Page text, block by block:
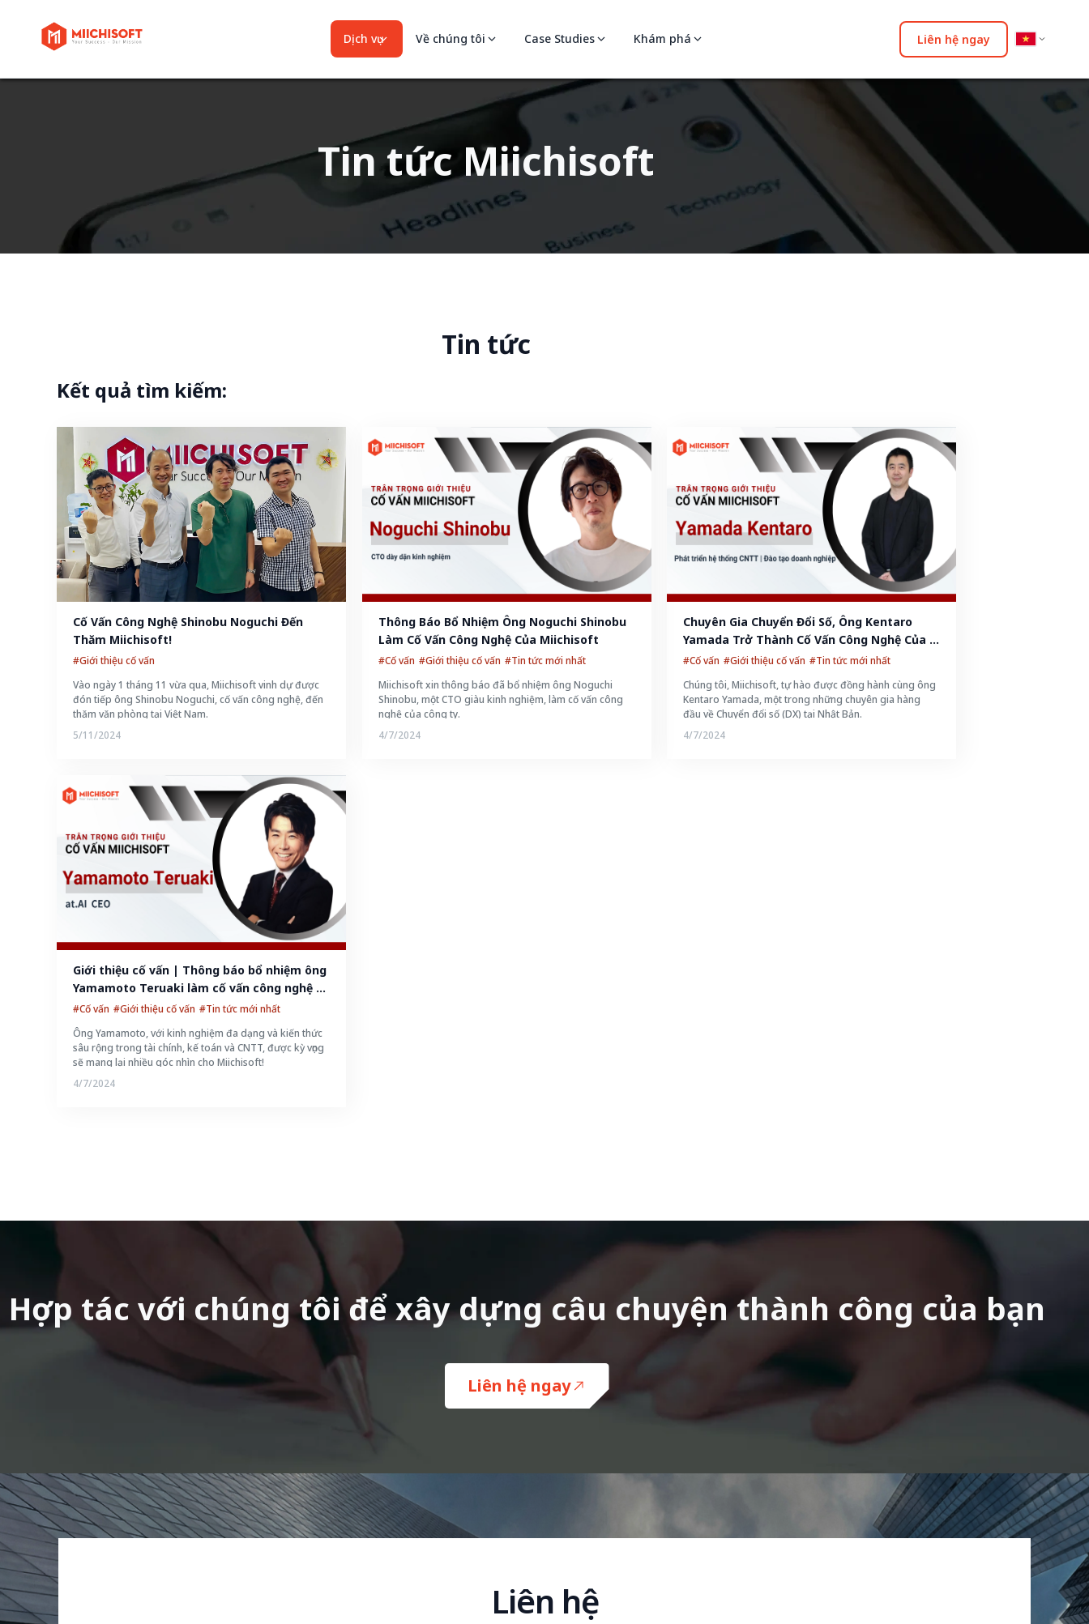
Dịch vụ Về chúng tôi Case Studies Khám phá Liên hệ ngay
Tin tức Miichisoft
Tin tức
Kết quả tìm kiếm:
Cố Vấn Công Nghệ Shinobu Noguchi Đến
Thăm Miichisoft!
#Giới thiệu cố vấn
Vào ngày 1 tháng 11 vừa qua, Miichisoft vinh dự được
đón tiếp ông Shinobu Noguchi, cố vấn công nghệ, đến
thăm văn phòng tại Việt Nam.
5/11/2024
Thông Báo Bổ Nhiệm Ông Noguchi Shinobu
Làm Cố Vấn Công Nghệ Của Miichisoft
#Cố vấn #Giới thiệu cố vấn #Tin tức mới nhất
Miichisoft xin thông báo đã bổ nhiệm ông Noguchi
Shinobu, một CTO giàu kinh nghiệm, làm cố vấn công
nghệ của công ty.
4/7/2024
Chuyên Gia Chuyển Đổi Số, Ông Kentaro
Yamada Trở Thành Cố Vấn Công Nghệ Của
Miichisoft!
#Cố vấn #Giới thiệu cố vấn #Tin tức mới nhất
Chúng tôi, Miichisoft, tự hào được đồng hành cùng ông
Kentaro Yamada, một trong những chuyên gia hàng
đầu về Chuyển đổi số (DX) tại Nhật Bản.
4/7/2024
Giới thiệu cố vấn | Thông báo bổ nhiệm ông
Yamamoto Teruaki làm cố vấn công nghệ
của Miichisoft!
#Cố vấn #Giới thiệu cố vấn #Tin tức mới nhất
Ông Yamamoto, với kinh nghiệm đa dạng và kiến thức
sâu rộng trong tài chính, kế toán và CNTT, được kỳ vọng
sẽ mang lại nhiều góc nhìn cho Miichisoft!
4/7/2024
Hợp tác với chúng tôi để xây dựng câu chuyện thành công của bạn
Liên hệ ngay
Liên hệ